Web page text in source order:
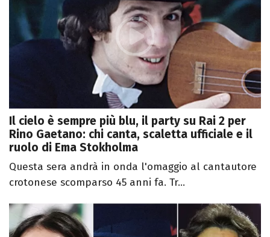
Il cielo è sempre più blu, il party su Rai 2 per
Rino Gaetano: chi canta, scaletta ufficiale e il
ruolo di Ema Stokholma
Questa sera andrà in onda l'omaggio al cantautore
crotonese scomparso 45 anni fa. Tr...